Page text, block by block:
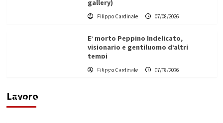
gallery)
Filippo Cardinale 07/08/2026
E’ morto Peppino Indelicato,
visionario e gentiluomo d’altri
tempi
Filippo Cardinale 07/08/2026
Lavoro
L’ingegnere saccense Buscarnera partner chiave
di un progetto transnazionale per la transizione
Filippo Cardinale